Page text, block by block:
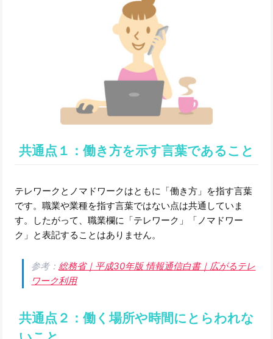
共通点１：働き方を示す言葉であること
テレワークとノマドワークはともに「働き方」を指す言葉
です。職業や業種を指す言葉ではない点は共通していま
す。したがって、職業欄に「テレワーク」「ノマドワー
ク」と表記することはありません。
参考： 総務省｜平成30年版 情報通信白書｜広がるテレ
ワーク利用
共通点２：働く場所や時間にとらわれな